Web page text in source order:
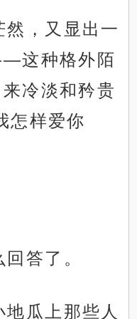
，又显出一
这种格外陌
冷淡和矜贵
怎样爱你
答了。
瓜上那些人